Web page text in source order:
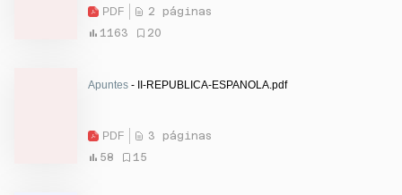
PDF
2 páginas
1163
20
Apuntes - II-REPUBLICA-ESPANOLA.pdf
PDF
3 páginas
58
15